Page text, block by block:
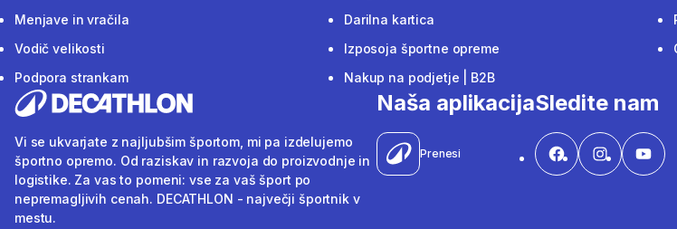
Menjave in vračila
Vodič velikosti
Podpora strankam
Darilna kartica
Izposoja športne opreme
Nakup na podjetje | B2B
Vi se ukvarjate z najljubšim športom, mi pa izdelujemo
športno opremo. Od raziskav in razvoja do proizvodnje in
logistike. Za vas to pomeni: vse za vaš šport po
nepremagljivih cenah. DECATHLON - največji športnik v
mestu.
Naša aplikacija
Prenesi
Sledite nam